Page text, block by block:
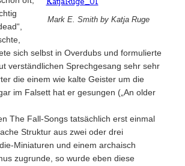
Mark E. Smith by Katja Ruge
sich selbst in Overdubs und formulierte
verständlichen Sprechgesang sehr sehr
die einem wie kalte Geister um die
im Falsett hat er gesungen („An older
The Fall-Songs tatsächlich erst einmal
Struktur aus zwei oder drei
Miniaturen und einem archaisch
zugrunde, so wurde eben diese